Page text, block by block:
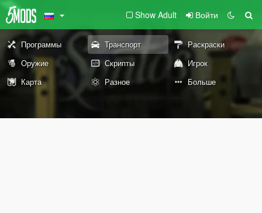
Show Adult Войти
Программы Транспорт
Раскраски
Оружие
Скрипты
Игрок
Карта
Разное Больше